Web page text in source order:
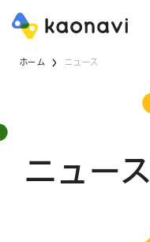
ホーム ニュース
ニュース